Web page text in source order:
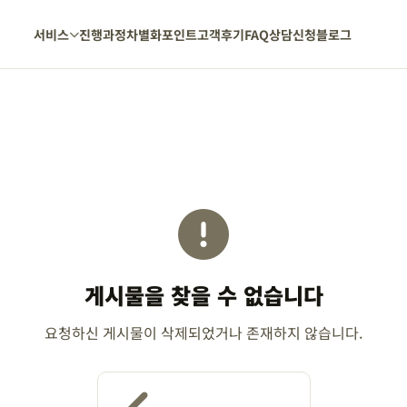
서비스 진행과정차별화포인트고객후기FAQ상담신청블로그
게시물을 찾을 수 없습니다
요청하신 게시물이 삭제되었거나 존재하지 않습니다.